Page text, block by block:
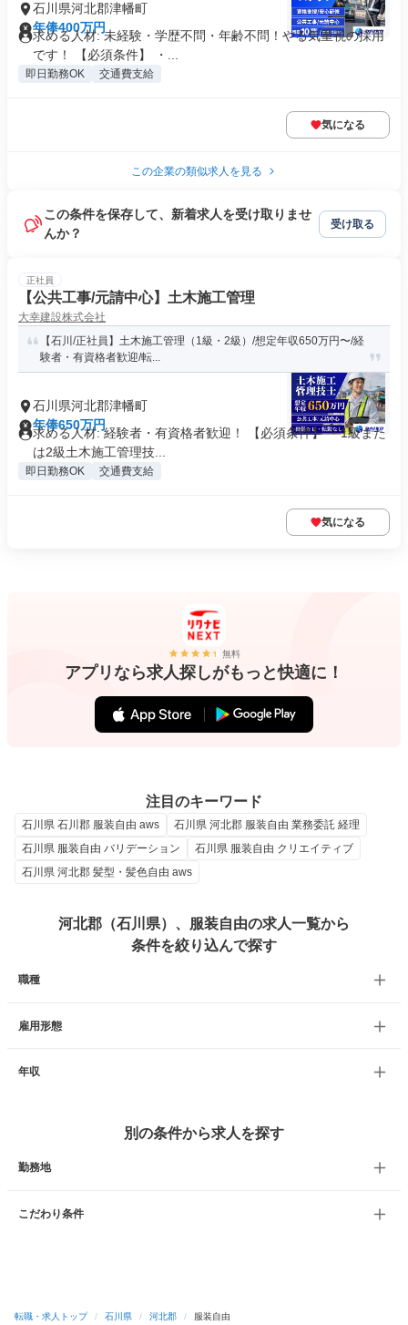
石川県河北郡津幡町
年俸400万円
求める人材: 未経験・学歴不問・年齢不問！やる気重視の採用
です！ 【必須条件】 ・...
即日勤務OK 交通費支給
気になる
この企業の類似求人を見る
この条件を保存して、新着求人を受け取りませ
んか？
受け取る
正社員
【公共工事/元請中心】土木施工管理
大幸建設株式会社
【石川/正社員】土木施工管理（1級・2級）/想定年収650万円〜/経
験者・有資格者歓迎/転...
石川県河北郡津幡町
年俸650万円
求める人材: 経験者・有資格者歓迎！ 【必須条件】 ・1級また
は2級土木施工管理技...
即日勤務OK 交通費支給
気になる
無料
アプリなら求人探しがもっと快適に！
注目のキーワード
石川県 石川郡 服装自由 aws
石川県 河北郡 服装自由 業務委託 経理
石川県 服装自由 バリデーション
石川県 服装自由 クリエイティブ
石川県 河北郡 髪型・髪色自由 aws
河北郡（石川県）、服装自由の求人一覧から
条件を絞り込んで探す
職種
雇用形態
年収
別の条件から求人を探す
勤務地
こだわり条件
転職・求人トップ / 石川県 / 河北郡 / 服装自由